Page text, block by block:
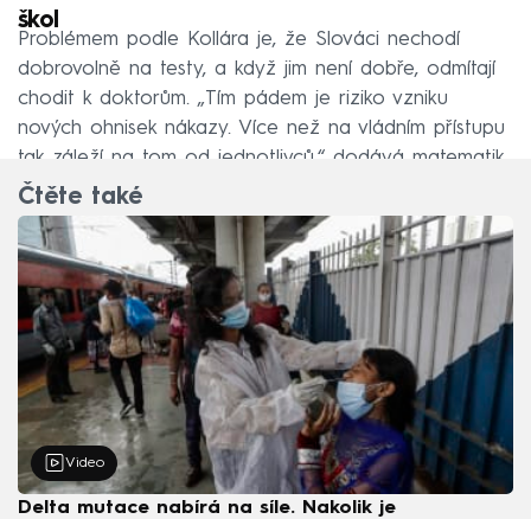
škol
Problémem podle Kollára je, že Slováci nechodí
dobrovolně na testy, a když jim není dobře, odmítají
chodit k doktorům. „Tím pádem je riziko vzniku
nových ohnisek nákazy. Více než na vládním přístupu
tak záleží na tom od jednotlivců,“ dodává matematik.
Čtěte také
Video
Delta mutace nabírá na síle. Nakolik je